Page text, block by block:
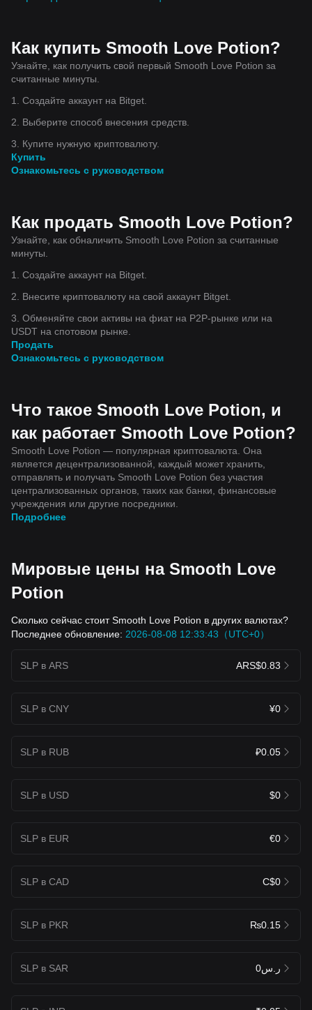
Как купить Smooth Love Potion?
Узнайте, как получить свой первый Smooth Love Potion за
считанные минуты.
1. Создайте аккаунт на Bitget.
2. Выберите способ внесения средств.
3. Купите нужную криптовалюту.
Купить
Ознакомьтесь с руководством
Как продать Smooth Love Potion?
Узнайте, как обналичить Smooth Love Potion за считанные
минуты.
1. Создайте аккаунт на Bitget.
2. Внесите криптовалюту на свой аккаунт Bitget.
3. Обменяйте свои активы на фиат на P2P-рынке или на
USDT на спотовом рынке.
Продать
Ознакомьтесь с руководством
Что такое Smooth Love Potion, и
как работает Smooth Love Potion?
Smooth Love Potion — популярная криптовалюта. Она
является децентрализованной, каждый может хранить,
отправлять и получать Smooth Love Potion без участия
централизованных органов, таких как банки, финансовые
учреждения или другие посредники.
Подробнее
Мировые цены на Smooth Love
Potion
Сколько сейчас стоит Smooth Love Potion в других валютах?
Последнее обновление: 2026-08-08 12:33:43（UTC+0）
SLP в ARS ARS$0.83
SLP в CNY ¥0
SLP в RUB ₽0.05
SLP в USD $0
SLP в EUR €0
SLP в CAD C$0
SLP в PKR ₨0.15
SLP в SAR ر.س0